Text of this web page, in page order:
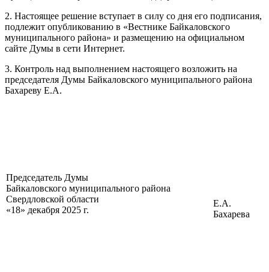
2. Настоящее решение вступает в силу со дня его подписания,
подлежит опубликованию в «Вестнике Байкаловского
муниципального района» и размещению на официальном
сайте Думы в сети Интернет.
3. Контроль над выполнением настоящего возложить на
председателя Думы Байкаловского муниципального района
Бахареву Е.А.
Председатель Думы
Байкаловского муниципального района
Свердловской области
«18» декабря 2025 г.
Е.А.
Бахарева